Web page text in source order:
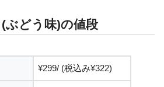
ぶどう味)の値段
¥299/ (税込み¥322)